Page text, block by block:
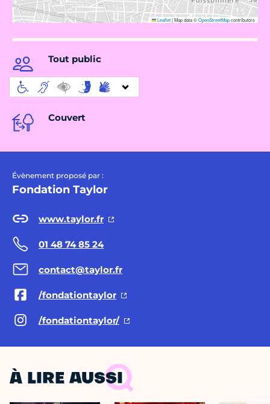
Leaflet|Map data ©OpenStreetMapcontributors
Tout public
Couvert
Évènement proposé par :
Fondation Taylor
www.taylor.fr
01 48 74 85 24
contact@taylor.fr
/fondationtaylor
/fondationtaylor/
À LIRE AUSSI